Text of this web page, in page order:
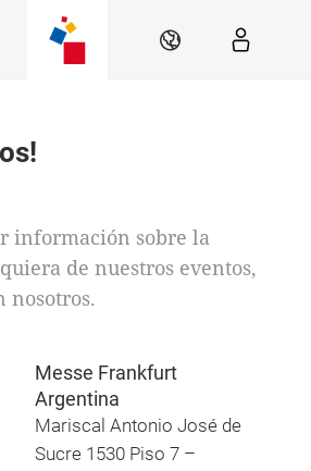
ES
información sobre la
de nuestros eventos,
nosotros.
Messe Frankfurt
Argentina
Mariscal Antonio José de
Sucre 1530 Piso 7 –